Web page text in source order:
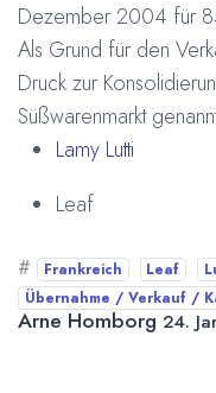
Dezember 2004 für
Als Grund für den
Druck zur
Süßwarenmarkt
Lamy Lutti
Leaf
# Frankreich Leaf
Übernahme / Verkauf /
Arne Homborg 24.